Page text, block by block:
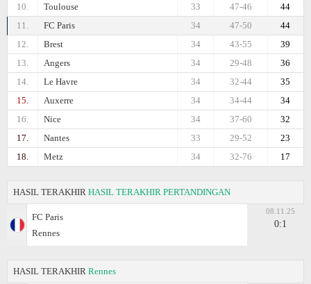
10.
Toulouse 44
47-46
33
11.
FC Paris 44
47-50
34
12.
Brest 39
43-55
34
13.
Angers 36
29-48
34
14.
Le Havre 35
32-44
34
15.
Auxerre 34
34-44
34
16.
Nice 32
37-60
34
17.
Nantes 23
29-52
33
18.
Metz 17
32-76
34
HASIL TERAKHIR HASIL TERAKHIR PERTANDINGAN
FC Paris
Rennes
08.11.25
0:1
HASIL TERAKHIR Rennes